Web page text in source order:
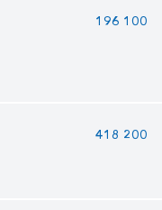
196 100
418 200